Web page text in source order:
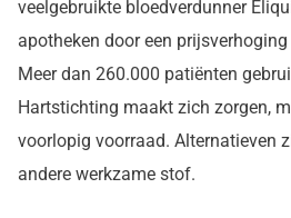
veelgebruikte bloedverdunner
apotheken door een
Meer dan 260.000 patiënten
Hartstichting maakt zich zorgen,
voorlopig voorraad. Alternatieven
andere werkzame stof.